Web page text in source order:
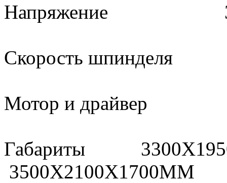
Напряжение 3PH
Скорость
Мотор и драйвер
Габариты
3500X2100X1700MM